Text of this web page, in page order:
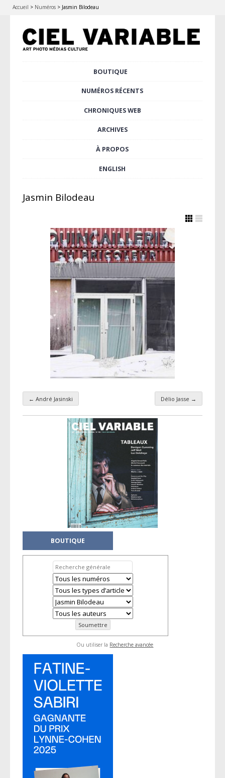
Accueil > Numéros > Jasmin Bilodeau
BOUTIQUE
NUMÉROS RÉCENTS
CHRONIQUES WEB
ARCHIVES
À PROPOS
ENGLISH
Jasmin Bilodeau
Navigation par taxonomie
← André Jasinski Délio Jasse →
BOUTIQUE
Ou utiliser la Recherche avancée